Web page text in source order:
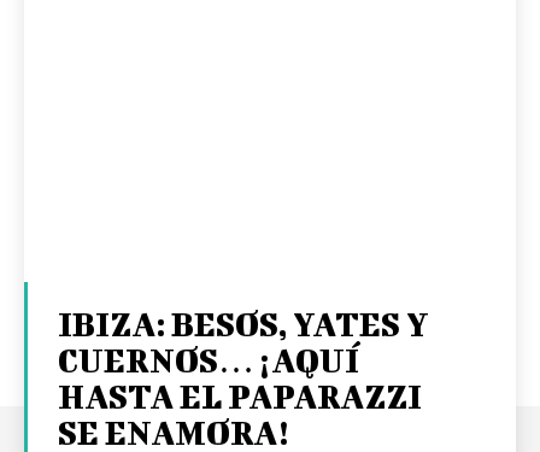
IBIZA: BESOS, YATES Y
CUERNOS… ¡AQUÍ
HASTA EL PAPARAZZI
SE ENAMORA!